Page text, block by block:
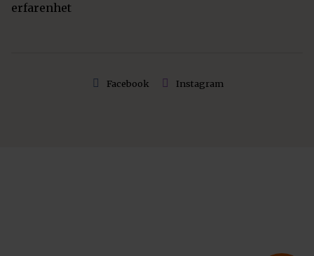
erfarenhet
Facebook Instagram